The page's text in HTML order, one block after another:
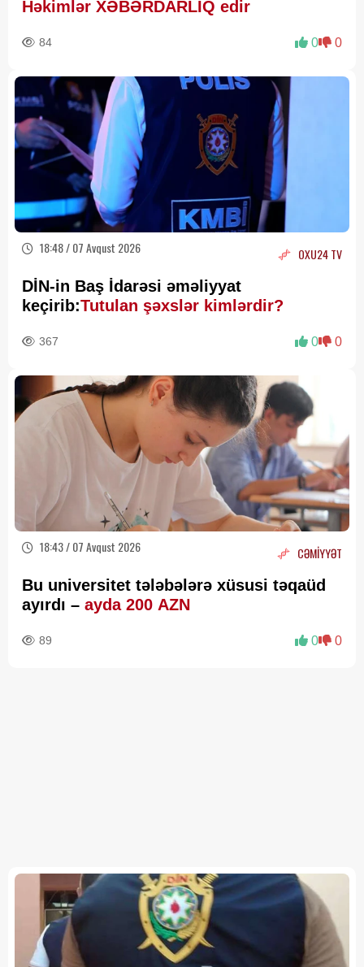
Həkimlər XƏBƏRDARLIQ edir
84 0 0
18:48 / 07 Avqust 2026 OXU24 TV
DİN-in Baş İdarəsi əməliyyat
keçirib:Tutulan şəxslər kimlərdir?
367 0 0
18:43 / 07 Avqust 2026 CƏMİYYƏT
Bu universitet tələbələrə xüsusi təqaüd
ayırdı – ayda 200 AZN
89 0 0